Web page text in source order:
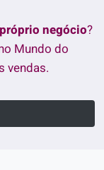
negócio?
Mundo do
vendas.